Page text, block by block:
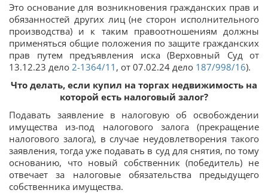
Это основание для возникновения гражданских прав и
обязанностей других лиц (не сторон исполнительного
производства) и к таким правоотношениям должны
применяться общие положения по защите гражданских
прав путем предъявления иска (Верховный Суд от
13.12.23 дело 2-1364/11 , от 07.02.24 дело 187/998/16).
Что делать, если купил на торгах недвижимость на
которой есть налоговый залог?
Подавать заявление в налоговую об освобождении
имущества из-под налогового залога (прекращение
налогового залога), в случае неудовлетворения такого
заявления, тогда уже подавать в суд для снятия, по тому
основанию, что новый собственник (победитель) не
отвечает за налоговые обязательства предыдущего
собственника имущества.